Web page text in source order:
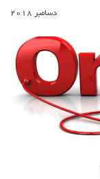
دسامبر 2018